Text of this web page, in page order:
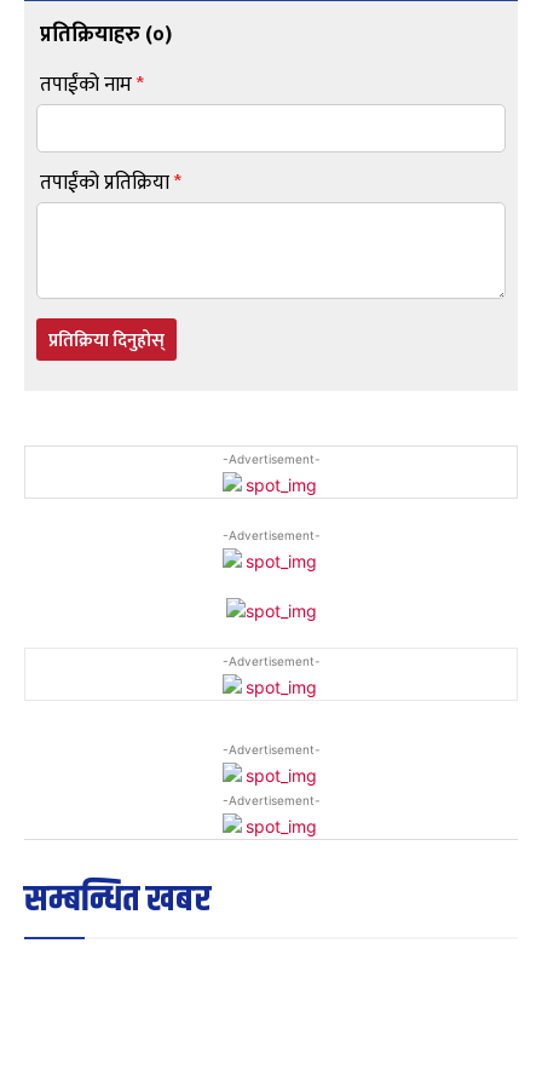
प्रतिक्रियाहरु (०)
तपाईंको नाम*
तपाईंको प्रतिक्रिया*
प्रतिक्रिया दिनुहोस्
-Advertisement-
-Advertisement-
-Advertisement-
-Advertisement-
-Advertisement-
सम्बन्धित खबर